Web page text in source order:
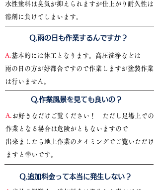
​水性塗料は臭気が抑えられますが仕上がり耐久性は
溶剤に負けてしまいます。
​Q.雨の日も作業するんですか？
​A.基本的には休工となります。高圧洗浄などは
雨の日の方が好都合ですので作業しますが塗装作業
は行いません。
​Q.作業風景を見ても良いの？
A. お好きなだけご覧ください！ ただし足場上での
作業となる場合は危険がともないますので
出来ましたら地上作業のタイミングでご覧いただけ
ますと幸いです。
​Q.追加料金って本当に発生しない？